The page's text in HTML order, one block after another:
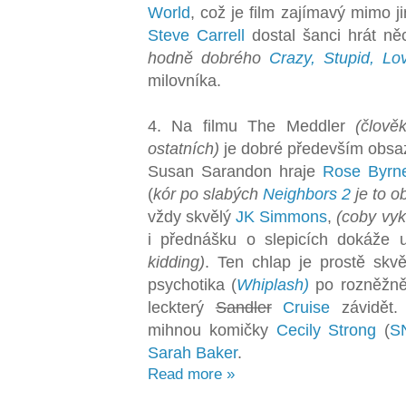
World, což je film zajímavý mimo
Steve Carrell dostal šanci hrát
hodně dobrého Crazy, Stupid,
milovníka.
4. Na filmu The Meddler
ostatních) je dobré především
Susan Sarandon hraje Rose
(kór po slabých Neighbors 2 je to
vždy skvělýJK Simmons, (coby
i přednášku o slepicích dokáže
kidding). Ten chlap je prostě
psychotika (Whiplash) po
leckterýSandler Cruise
mihnou komičky Cecily Strong (
Sarah Baker.
Read more »